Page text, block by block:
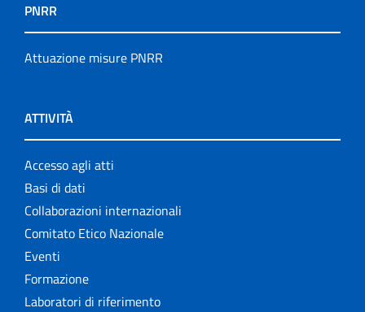
PNRR
Attuazione misure PNRR
ATTIVITÀ
Accesso agli atti
Basi di dati
Collaborazioni internazionali
Comitato Etico Nazionale
Eventi
Formazione
Laboratori di riferimento